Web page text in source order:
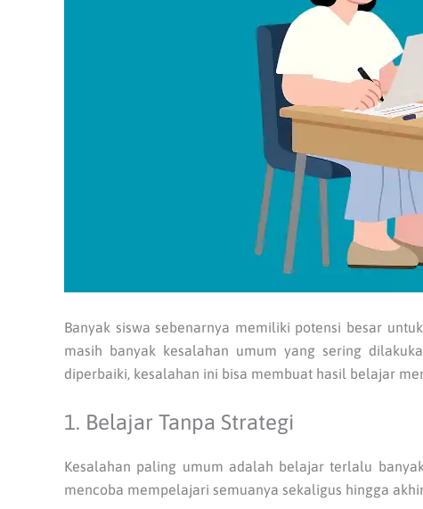
Banyak siswa sebenarnya memiliki potensi besar
masih banyak kesalahan umum yang sering
diperbaiki, kesalahan ini bisa membuat hasil belajar
1. Belajar Tanpa Strategi
Kesalahan paling umum adalah belajar terlalu
mencoba mempelajari semuanya sekaligus hingga